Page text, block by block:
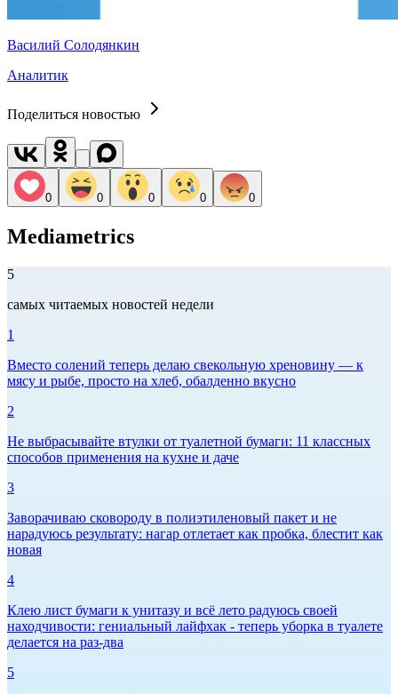
Василий Солодянкин
Аналитик
Поделиться новостью
0 0 0 0 0
Mediametrics
5
самых читаемых новостей недели
1
Вместо солений теперь делаю свекольную хреновину — к
мясу и рыбе, просто на хлеб, обалденно вкусно
2
Не выбрасывайте втулки от туалетной бумаги: 11 классных
способов применения на кухне и даче
3
Заворачиваю сковороду в полиэтиленовый пакет и не
нарадуюсь результату: нагар отлетает как пробка, блестит как
новая
4
Клею лист бумаги к унитазу и всё лето радуюсь своей
находчивости: гениальный лайфхак - теперь уборка в туалете
делается на раз-два
5